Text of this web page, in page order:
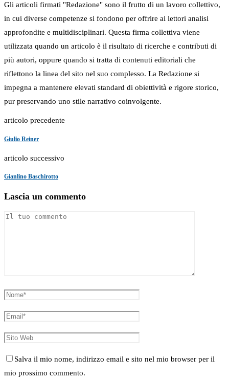
Gli articoli firmati "Redazione" sono il frutto di un lavoro collettivo,
in cui diverse competenze si fondono per offrire ai lettori analisi
approfondite e multidisciplinari. Questa firma collettiva viene
utilizzata quando un articolo è il risultato di ricerche e contributi di
più autori, oppure quando si tratta di contenuti editoriali che
riflettono la linea del sito nel suo complesso. La Redazione si
impegna a mantenere elevati standard di obiettività e rigore storico,
pur preservando uno stile narrativo coinvolgente.
articolo precedente
Giulio Reiner
articolo successivo
Gianlino Baschirotto
Lascia un commento
Salva il mio nome, indirizzo email e sito nel mio browser per il
mio prossimo commento.